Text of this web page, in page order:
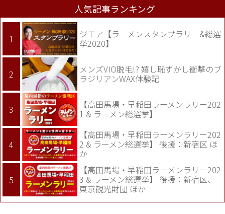
人気記事ランキング
ジモア【ラーメンスタンプラリー&総選
挙2020】
メンズVIO脱毛!? 嬉し恥ずかし衝撃のブ
ラジリアンWAX体験記
【高田馬場・早稲田ラーメンラリー202
1 & ラーメン総選挙】
【高田馬場・早稲田ラーメンラリー202
2 & ラーメン総選挙】 後援：新宿区 ほ
か
【高田馬場・早稲田ラーメンラリー202
3 & ラーメン総選挙】 後援：新宿区、
東京観光財団 ほか